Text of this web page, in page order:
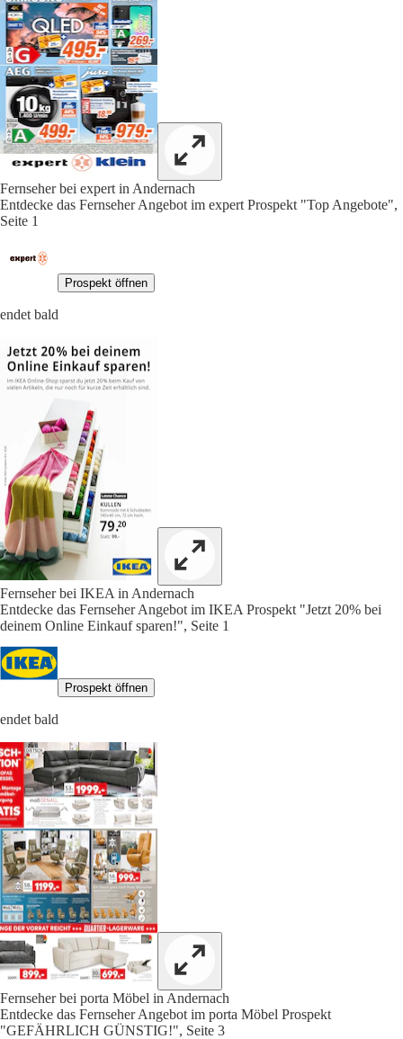
Fernseher bei expert in Andernach
Entdecke das Fernseher Angebot im expert Prospekt "Top Angebote",
Seite 1
Prospekt öffnen
endet bald
Fernseher bei IKEA in Andernach
Entdecke das Fernseher Angebot im IKEA Prospekt "Jetzt 20% bei
deinem Online Einkauf sparen!", Seite 1
Prospekt öffnen
endet bald
Fernseher bei porta Möbel in Andernach
Entdecke das Fernseher Angebot im porta Möbel Prospekt
"GEFÄHRLICH GÜNSTIG!", Seite 3